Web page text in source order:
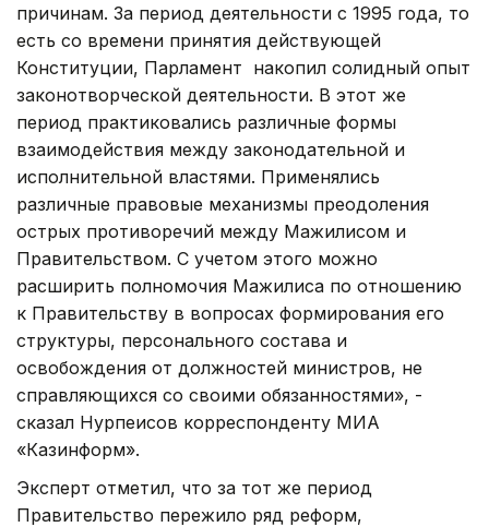
причинам. За период деятельности с 1995 года, то
есть со времени принятия действующей
Конституции, Парламент накопил солидный опыт
законотворческой деятельности. В этот же
период практиковались различные формы
взаимодействия между законодательной и
исполнительной властями. Применялись
различные правовые механизмы преодоления
острых противоречий между Мажилисом и
Правительством. С учетом этого можно
расширить полномочия Мажилиса по отношению
к Правительству в вопросах формирования его
структуры, персонального состава и
освобождения от должностей министров, не
справляющихся со своими обязанностями», -
сказал Нурпеисов корреспонденту МИА
«Казинформ».
Эксперт отметил, что за тот же период
Правительство пережило ряд реформ,